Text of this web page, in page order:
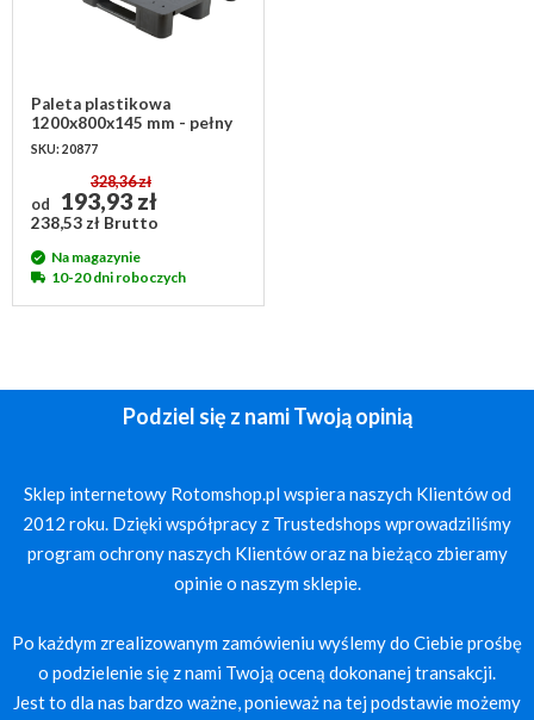
Paleta plastikowa
1200x800x145 mm - pełny
blat
SKU: 20877
od
328,36 zł
193,93 zł
238,53 zł Brutto
Na magazynie
10-20 dni roboczych
Podziel się z nami Twoją opinią
Sklep internetowy Rotomshop.pl wspiera naszych Klientów od
2012 roku. Dzięki współpracy z Trustedshops wprowadziliśmy
program ochrony naszych Klientów oraz na bieżąco zbieramy
opinie o naszym sklepie.
Po każdym zrealizowanym zamówieniu wyślemy do Ciebie prośbę
o podzielenie się z nami Twoją oceną dokonanej transakcji.
Jest to dla nas bardzo ważne, ponieważ na tej podstawie możemy